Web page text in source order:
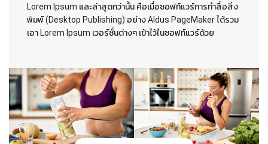
Lorem Ipsum และล่าสุดกว่านั้น คือเมื่อซอฟท์แวร์การทำสื่อสิ่ง
พิมพ์ (Desktop Publishing) อย่าง Aldus PageMaker ได้รวม
เอา Lorem Ipsum เวอร์ชั่นต่างๆ เข้าไว้ในซอฟท์แวร์ด้วย